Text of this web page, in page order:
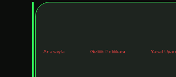
Anasayfa Gizlilik Politikası Yasal Uyarı